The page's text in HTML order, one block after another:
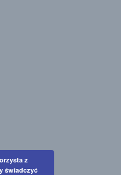
z
świadczyć